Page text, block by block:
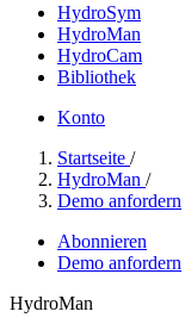
HydroSym
HydroMan
HydroCam
Bibliothek
Konto
Startseite /
HydroMan /
Demo anfordern
Abonnieren
Demo anfordern
HydroMan